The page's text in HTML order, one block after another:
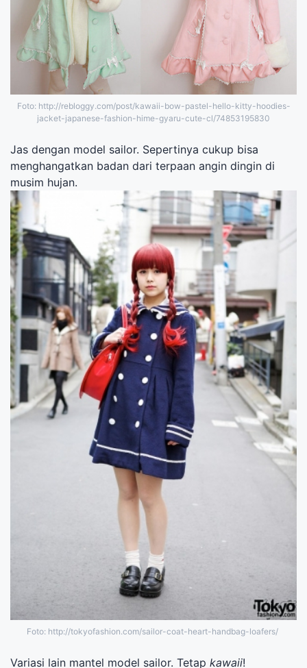
Foto: http://rebloggy.com/post/kawaii-bow-pastel-hello-kitty-hoodies-
jacket-japanese-fashion-hime-gyaru-cute-cl/74853195830
Jas dengan model sailor. Sepertinya cukup bisa
menghangatkan badan dari terpaan angin dingin di
musim hujan.
Foto: http://tokyofashion.com/sailor-coat-heart-handbag-loafers/
Variasi lain mantel model sailor. Tetap kawaii!